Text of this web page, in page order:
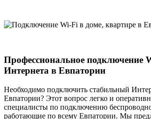
Профессиональное подключение
Интернета в Евпатории
Необходимо подключить стабильный
Евпатории? Этот вопрос легко и
специалисты по подключению
работающие по всему Евпатории. Мы